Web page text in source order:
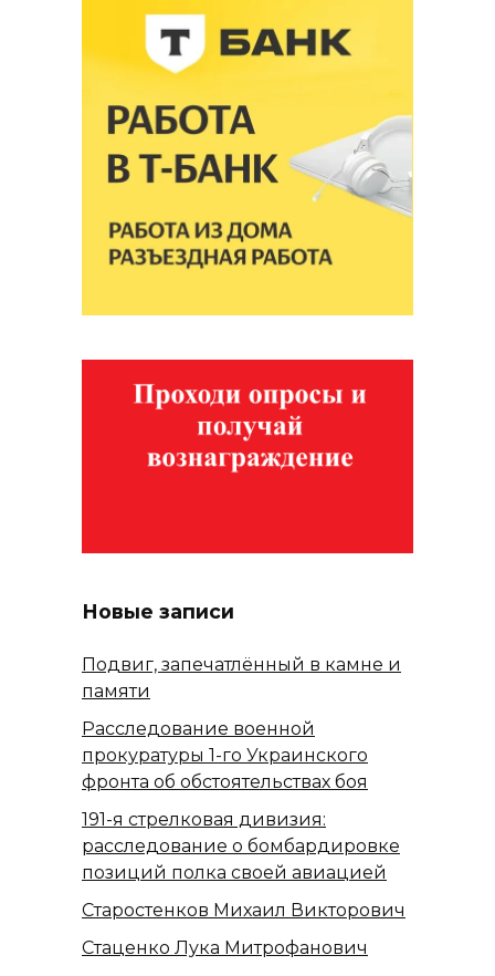
Новые записи
Подвиг, запечатлённый в камне и
памяти
Расследование военной
прокуратуры 1-го Украинского
фронта об обстоятельствах боя
191-я стрелковая дивизия:
расследование о бомбардировке
позиций полка своей авиацией
Старостенков Михаил Викторович
Стаценко Лука Митрофанович